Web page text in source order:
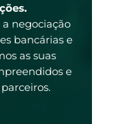
negociação
bancárias e
as suas
e